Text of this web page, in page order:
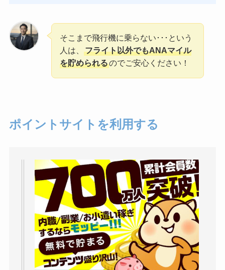
そこまで飛行機に乗らない･･･という
人は、フライト以外でもANAマイル
を貯められるのでご安心ください！
ポイントサイトを利用する